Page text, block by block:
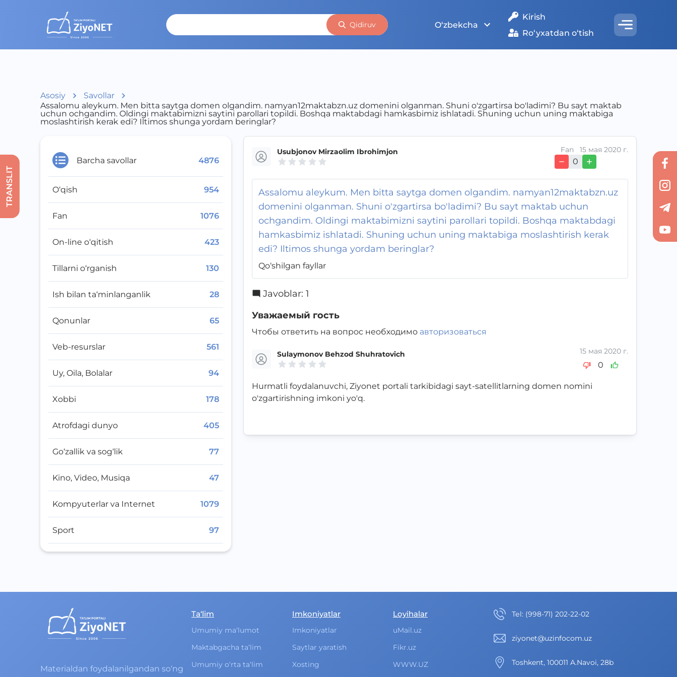
Qidiruv O‘zbekcha
Kirish
Ro‘yxatdan o‘tish
Asosiy
Savollar
Assalomu aleykum. Men bitta saytga domen olgandim. namyan12maktabzn.uz domenini olganman. Shuni o'zgartirsa bo'ladimi? Bu sayt maktab
uchun ochgandim. Oldingi maktabimizni saytini parollari topildi. Boshqa maktabdagi hamkasbimiz ishlatadi. Shuning uchun uning maktabiga
moslashtirish kerak edi? Iltimos shunga yordam beringlar?
Usubjonov Mirzaolim Ibrohimjon Fan 15 мая 2020 г.
0
Assalomu aleykum. Men bitta saytga domen olgandim. namyan12maktabzn.uz
domenini olganman. Shuni o'zgartirsa bo'ladimi? Bu sayt maktab uchun
ochgandim. Oldingi maktabimizni saytini parollari topildi. Boshqa maktabdagi
hamkasbimiz ishlatadi. Shuning uchun uning maktabiga moslashtirish kerak
edi? Iltimos shunga yordam beringlar?
Qo‘shilgan fayllar
Javoblar: 1
Уважаемый гость
Чтобы ответить на вопрос необходимо авторизоваться
Sulaymonov Behzod Shuhratovich 15 мая 2020 г.
0
Hurmatli foydalanuvchi, Ziyonet portali tarkibidagi sayt-satellitlarning domen nomini
o'zgartirishning imkoni yo'q.
Barcha savollar 4876
O‘qish 954
Fan 1076
On-line o‘qitish 423
Tillarni o‘rganish 130
Ish bilan ta‘minlanganlik 28
Qonunlar 65
Veb-resurslar 561
Uy, Oila, Bolalar 94
Xobbi 178
Atrofdagi dunyo 405
Go‘zallik va sog‘lik 77
Kino, Video, Musiqa 47
Kompyuterlar va Internet 1079
Sport 97
TRANSLIT
Materialdan foydalanilgandan so‘ng
Ta‘lim
Umumiy ma‘lumot
Maktabgacha ta‘lim
Umumiy o‘rta ta‘lim
Imkoniyatlar
Imkoniyatlar
Saytlar yaratish
Xosting
Loyihalar
uMail.uz
Fikr.uz
WWW.UZ
Теl: (998-71) 202-22-02
ziyonet@uzinfocom.uz
Toshkent, 100011 A.Navoi, 28b